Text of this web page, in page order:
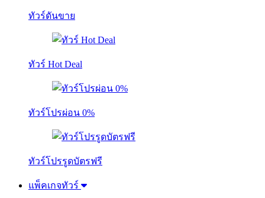
ทัวร์ดันขาย
ทัวร์ Hot Deal
ทัวร์โปรผ่อน 0%
ทัวร์โปรรูดบัตรฟรี
แพ็คเกจทัวร์